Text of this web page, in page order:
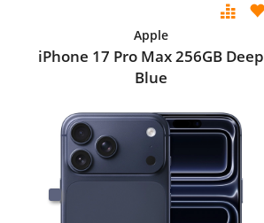
Apple
iPhone 17 Pro Max 256GB Deep
Blue